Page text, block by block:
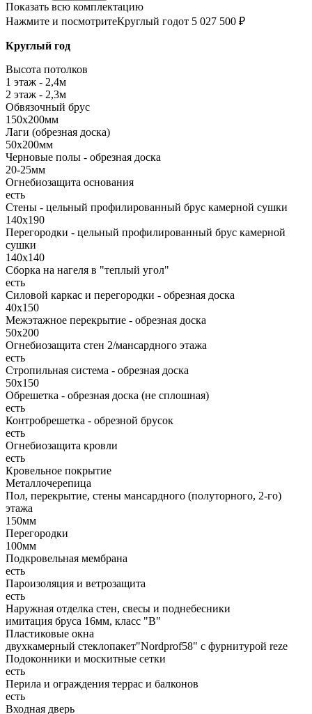
Показать всю комплектацию
Нажмите и посмотритеКруглый годот 5 027 500 ₽
Круглый год
Высота потолков
1 этаж - 2,4м
2 этаж - 2,3м
Обвязочный брус
150х200мм
Лаги (обрезная доска)
50х200мм
Черновые полы - обрезная доска
20-25мм
Огнебиозащита основания
есть
Стены - цельный профилированный брус камерной сушки
140х190
Перегородки - цельный профилированный брус камерной
сушки
140х140
Сборка на нагеля в "теплый угол"
есть
Силовой каркас и перегородки - обрезная доска
40х150
Межэтажное перекрытие - обрезная доска
50х200
Огнебиозащита стен 2/мансардного этажа
есть
Стропильная система - обрезная доска
50х150
Обрешетка - обрезная доска (не сплошная)
есть
Контробрешетка - обрезной брусок
есть
Огнебиозащита кровли
есть
Кровельное покрытие
Металлочерепица
Пол, перекрытие, стены мансардного (полуторного, 2-го)
этажа
150мм
Перегородки
100мм
Подкровельная мембрана
есть
Пароизоляция и ветрозащита
есть
Наружная отделка стен, свесы и поднебесники
имитация бруса 16мм, класс "В"
Пластиковые окна
двухкамерный стеклопакет"Nordprof58" с фурнитурой reze
Подоконники и москитные сетки
есть
Перила и ограждения террас и балконов
есть
Входная дверь